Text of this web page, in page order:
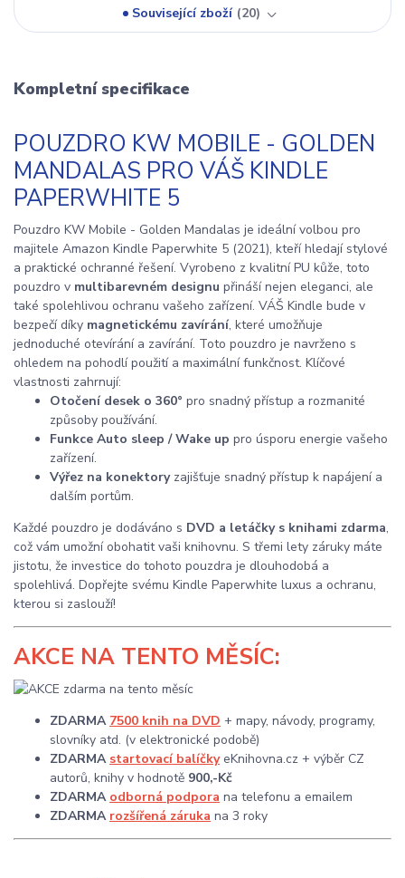
Související zboží 20
Kompletní specifikace
POUZDRO KW MOBILE - GOLDEN
MANDALAS PRO VÁŠ KINDLE
PAPERWHITE 5
Pouzdro KW Mobile - Golden Mandalas je ideální volbou pro
majitele Amazon Kindle Paperwhite 5 (2021), kteří hledají stylové
a praktické ochranné řešení. Vyrobeno z kvalitní PU kůže, toto
pouzdro v multibarevném designu přináší nejen eleganci, ale
také spolehlivou ochranu vašeho zařízení. VÁŠ Kindle bude v
bezpečí díky magnetickému zavírání, které umožňuje
jednoduché otevírání a zavírání. Toto pouzdro je navrženo s
ohledem na pohodlí použití a maximální funkčnost. Klíčové
vlastnosti zahrnují:
Otočení desek o 360° pro snadný přístup a rozmanité
způsoby používání.
Funkce Auto sleep / Wake up pro úsporu energie vašeho
zařízení.
Výřez na konektoryzajišťuje snadný přístup k napájení a
dalším portům.
Každé pouzdro je dodáváno s DVD a letáčky s knihami zdarma,
což vám umožní obohatit vaši knihovnu. S třemi lety záruky máte
jistotu, že investice do tohoto pouzdra je dlouhodobá a
spolehlivá. Dopřejte svému Kindle Paperwhite luxus a ochranu,
kterou si zaslouží!
AKCE NA TENTO MĚSÍC:
ZDARMA 7500 knih na DVD + mapy, návody, programy,
slovníky atd. (v elektronické podobě)
ZDARMA startovací balíčkyeKnihovna.cz + výběr CZ
autorů, knihy v hodnotě 900,-Kč
ZDARMA odborná podpora na telefonu a emailem
ZDARMA rozšířená záruka na 3 roky